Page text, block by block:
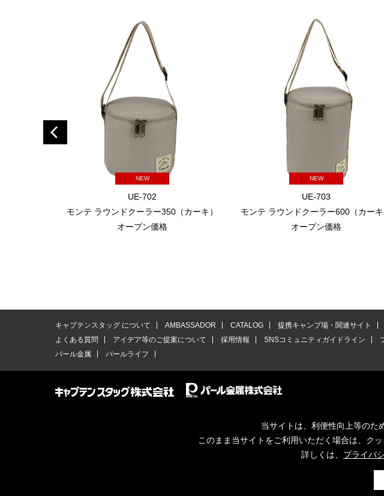
NEW
UE-702
モンテ ラウンドクーラー350（カーキ）
オープン価格
NEW
UE-703
モンテ ラウンドクーラー600（カーキ
オープン価格
キャプテンスタッグ について AMBASSADOR CATALOG 提携キャンプ場・関連サイト
よくある質問
アイデア等のご提案について 採用情報 SNSコミュニティガイドライン
パール金属
パールライフ
当サイトは、利便性向上等のた
このまま当サイトをご利用いただく場合は、ク
詳しくは、 プライバ